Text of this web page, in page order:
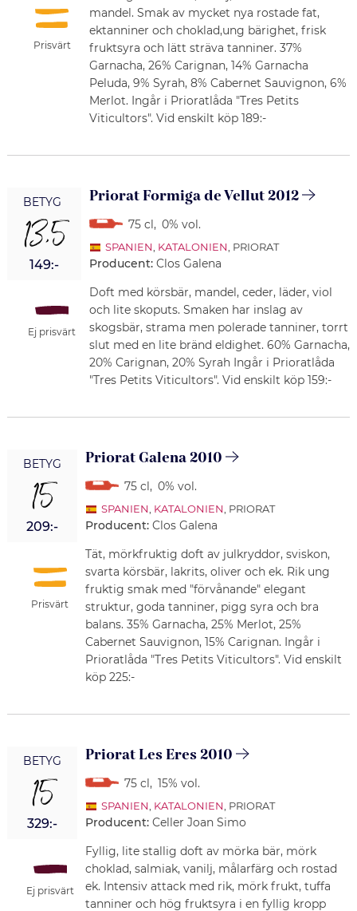
Prisvärt
mandel. Smak av mycket nya rostade fat,
ektanniner och choklad,ung bärighet, frisk
fruktsyra och lätt sträva tanniner. 37%
Garnacha, 26% Carignan, 14% Garnacha
Peluda, 9% Syrah, 8% Cabernet Sauvignon, 6%
Merlot. Ingår i Prioratlåda "Tres Petits
Viticultors". Vid enskilt köp 189:-
BETYG
13,5
149:-
Ej prisvärt
Priorat Formiga de Vellut 2012
75 cl, 0% vol.
SPANIEN KATALONIEN , PRIORAT
Producent: Clos Galena
Doft med körsbär, mandel, ceder, läder, viol
och lite skoputs. Smaken har inslag av
skogsbär, strama men polerade tanniner, torrt
slut med en lite bränd eldighet. 60% Garnacha,
20% Carignan, 20% Syrah Ingår i Prioratlåda
"Tres Petits Viticultors". Vid enskilt köp 159:-
BETYG
15
209:-
Prisvärt
Priorat Galena 2010
75 cl, 0% vol.
SPANIEN KATALONIEN , PRIORAT
Producent: Clos Galena
Tät, mörkfruktig doft av julkryddor, sviskon,
svarta körsbär, lakrits, oliver och ek. Rik ung
fruktig smak med "förvånande" elegant
struktur, goda tanniner, pigg syra och bra
balans. 35% Garnacha, 25% Merlot, 25%
Cabernet Sauvignon, 15% Carignan. Ingår i
Prioratlåda "Tres Petits Viticultors". Vid enskilt
köp 225:-
BETYG
15
329:-
Ej prisvärt
Priorat Les Eres 2010
75 cl, 15% vol.
SPANIEN KATALONIEN , PRIORAT
Producent: Celler Joan Simo
Fyllig, lite stallig doft av mörka bär, mörk
choklad, salmiak, vanilj, målarfärg och rostad
ek. Intensiv attack med rik, mörk frukt, tuffa
tanniner och hög fruktsyra i en fyllig kropp